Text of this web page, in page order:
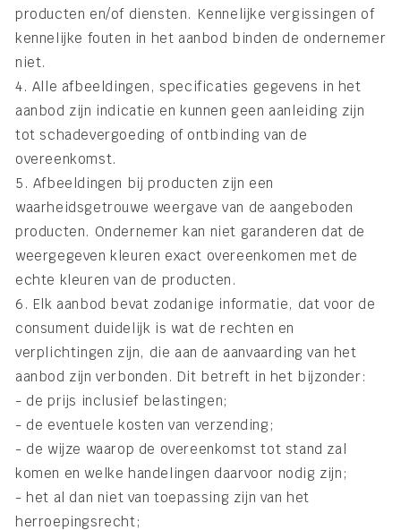
producten en/of diensten. Kennelijke vergissingen of
kennelijke fouten in het aanbod binden de ondernemer
niet.
4. Alle afbeeldingen, specificaties gegevens in het
aanbod zijn indicatie en kunnen geen aanleiding zijn
tot schadevergoeding of ontbinding van de
overeenkomst.
5. Afbeeldingen bij producten zijn een
waarheidsgetrouwe weergave van de aangeboden
producten. Ondernemer kan niet garanderen dat de
weergegeven kleuren exact overeenkomen met de
echte kleuren van de producten.
6. Elk aanbod bevat zodanige informatie, dat voor de
consument duidelijk is wat de rechten en
verplichtingen zijn, die aan de aanvaarding van het
aanbod zijn verbonden. Dit betreft in het bijzonder:
- de prijs inclusief belastingen;
- de eventuele kosten van verzending;
- de wijze waarop de overeenkomst tot stand zal
komen en welke handelingen daarvoor nodig zijn;
- het al dan niet van toepassing zijn van het
herroepingsrecht;